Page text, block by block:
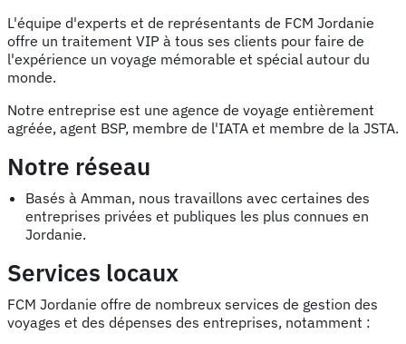
L'équipe d'experts et de représentants de FCM Jordanie
offre un traitement VIP à tous ses clients pour faire de
l'expérience un voyage mémorable et spécial autour du
monde.
Notre entreprise est une agence de voyage entièrement
agréée, agent BSP, membre de l'IATA et membre de la JSTA.
Notre réseau
Basés à Amman, nous travaillons avec certaines des
entreprises privées et publiques les plus connues en
Jordanie.
Services locaux
FCM Jordanie offre de nombreux services de gestion des
voyages et des dépenses des entreprises, notamment :